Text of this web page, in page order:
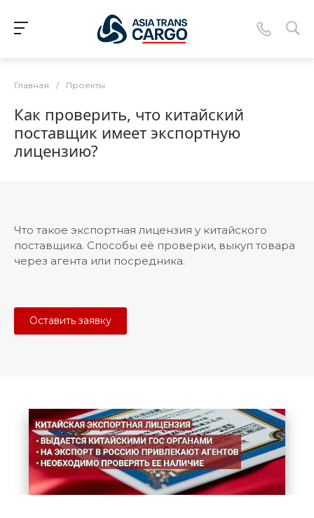
Главная / Проекты
Как проверить, что китайский
поставщик имеет экспортную
лицензию?
Что такое экспортная лицензия у китайского
поставщика. Способы её проверки, выкуп товара
через агента или посредника.
Оставить заявку